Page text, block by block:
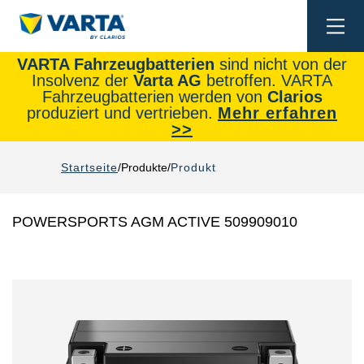
VARTA Fahrzeugbatterien sind nicht von der
Insolvenz der Varta AG betroffen. VARTA
Fahrzeugbatterien werden von Clarios
produziert und vertrieben. Mehr erfahren
>>
Startseite Produkte Produkt
POWERSPORTS AGM ACTIVE 509909010